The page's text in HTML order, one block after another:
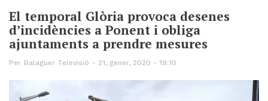
El temporal Glòria provoca desenes
d’incidències a Ponent i obliga
ajuntaments a prendre mesures
Per Balaguer Televisió 21, gener, 2020 - 19:10